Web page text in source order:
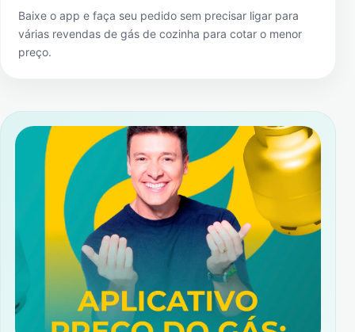
Baixe o app e faça seu pedido sem precisar ligar para
várias revendas de gás de cozinha para cotar o menor
preço.